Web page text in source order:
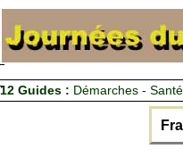
12 Guides : Démarches -